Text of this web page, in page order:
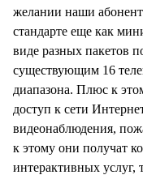
желании наши
стандарте еще как
виде разных пакетов
существующим 16
диапазона. Плюс к
доступ к сети
видеонаблюдения,
к этому они получат
интерактивных услуг,